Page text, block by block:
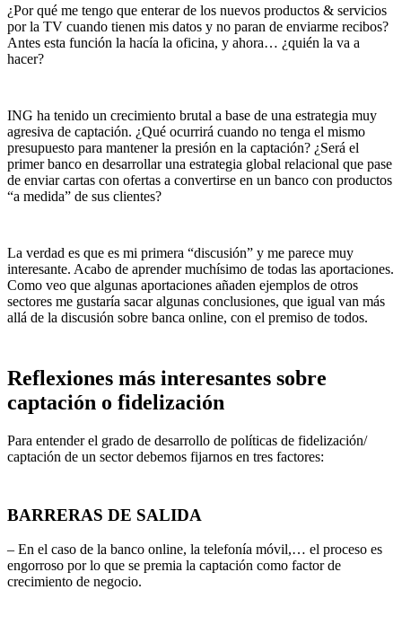
¿Por qué me tengo que enterar de los nuevos productos & servicios
por la TV cuando tienen mis datos y no paran de enviarme recibos?
Antes esta función la hacía la oficina, y ahora… ¿quién la va a
hacer?
ING ha tenido un crecimiento brutal a base de una estrategia muy
agresiva de captación. ¿Qué ocurrirá cuando no tenga el mismo
presupuesto para mantener la presión en la captación? ¿Será el
primer banco en desarrollar una estrategia global relacional que pase
de enviar cartas con ofertas a convertirse en un banco con productos
“a medida” de sus clientes?
La verdad es que es mi primera “discusión” y me parece muy
interesante. Acabo de aprender muchísimo de todas las aportaciones.
Como veo que algunas aportaciones añaden ejemplos de otros
sectores me gustaría sacar algunas conclusiones, que igual van más
allá de la discusión sobre banca online, con el premiso de todos.
Reflexiones más interesantes sobre
captación o fidelización
Para entender el grado de desarrollo de políticas de fidelización/
captación de un sector debemos fijarnos en tres factores:
BARRERAS DE SALIDA
– En el caso de la banco online, la telefonía móvil,… el proceso es
engorroso por lo que se premia la captación como factor de
crecimiento de negocio.